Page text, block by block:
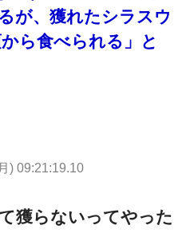
が、獲れたシラスウ
ら食べられる」と
) 09:21:19.10
獲らないってやった